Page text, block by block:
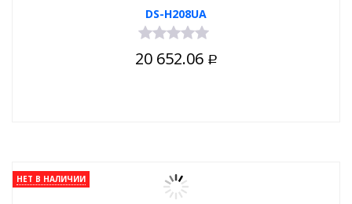
DS-H208UA
20 652.06 Р
НЕТ В НАЛИЧИИ